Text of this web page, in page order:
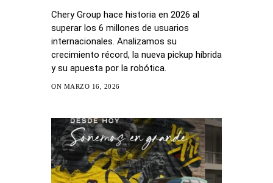
Chery Group hace historia en 2026 al
superar los 6 millones de usuarios
internacionales. Analizamos su
crecimiento récord, la nueva pickup híbrida
y su apuesta por la robótica.
ON MARZO 16, 2026